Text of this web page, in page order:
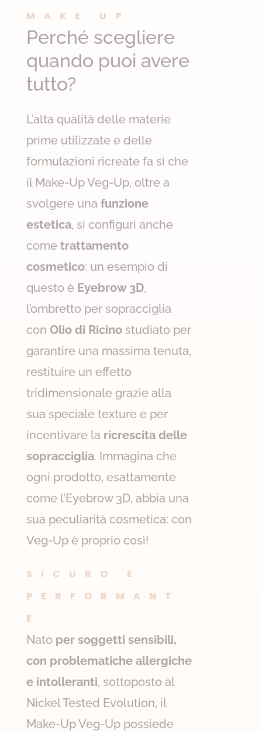
MAKE UP
Perché scegliere
quando puoi avere
tutto?
L’alta qualità delle materie
prime utilizzate e delle
formulazioni ricreate fa sì che
il Make-Up Veg-Up, oltre a
svolgere una funzione
estetica, si configuri anche
come trattamento
cosmetico: un esempio di
questo è Eyebrow 3D,
l’ombretto per sopracciglia
con Olio di Ricinostudiato per
garantire una massima tenuta,
restituire un effetto
tridimensionale grazie alla
sua speciale texture e per
incentivare la ricrescita delle
sopracciglia. Immagina che
ogni prodotto, esattamente
come l’Eyebrow 3D, abbia una
sua peculiarità cosmetica: con
Veg-Up è proprio così!
SICURO E
PERFORMANT
E
Nato per soggetti sensibili,
con problematiche allergiche
e intolleranti, sottoposto al
Nickel Tested Evolution, il
Make-Up Veg-Up possiede